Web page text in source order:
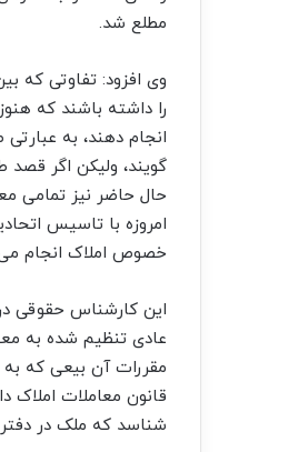
مطلع شد.
وی افزود: تفاوتی که
را داشته باشند که
انجام دهند، به
گویند، ولیکن اگر
حال حاضر نیز تمامی
امروزه با تاسیس
خصوص املاک انجام می
این کارشناس حقوقی
عادی تنظیم شده به
مقررات آن بیعی که
قانون معاملات املاک
شناسد که ملک در